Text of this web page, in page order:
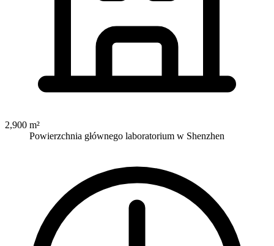
2,900 m²
Powierzchnia głównego laboratorium w Shenzhen